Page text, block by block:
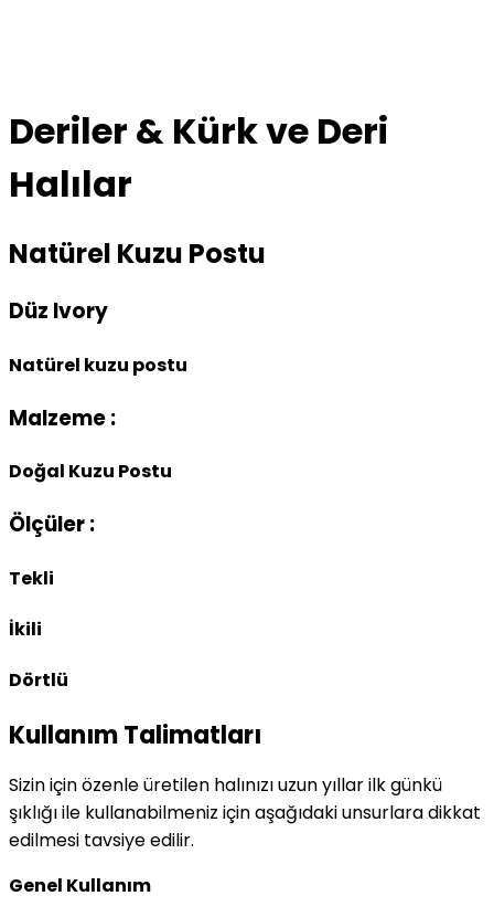
Deriler & Kürk ve Deri
Halılar
Natürel Kuzu Postu
Düz Ivory
Natürel kuzu postu
Malzeme :
Doğal Kuzu Postu
Ölçüler :
Tekli
İkili
Dörtlü
Kullanım Talimatları
Sizin için özenle üretilen halınızı uzun yıllar ilk günkü
şıklığı ile kullanabilmeniz için aşağıdaki unsurlara dikkat
edilmesi tavsiye edilir.
Genel Kullanım